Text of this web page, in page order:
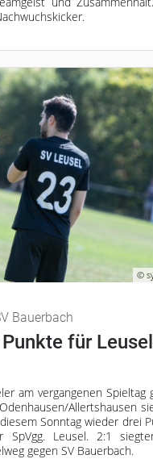
©
Bauerbach
für
am vergangenen Spieltag
Allertshausen
Sonntag wieder drei
Leusel. 2:1
gegen SV Bauerbach.